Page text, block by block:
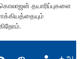
தயாரிப்புகளை